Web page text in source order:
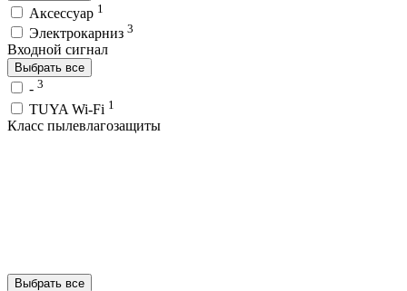
Аксессуар 1
Электрокарниз 3
Входной сигнал
Выбрать все
- 3
TUYA Wi-Fi 1
Класс пылевлагозащиты
Выбрать все